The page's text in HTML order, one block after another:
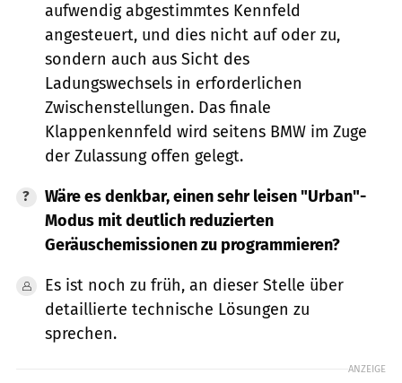
aufwendig abgestimmtes Kennfeld
angesteuert, und dies nicht auf oder zu,
sondern auch aus Sicht des
Ladungswechsels in erforderlichen
Zwischenstellungen. Das finale
Klappenkennfeld wird seitens BMW im Zuge
der Zulassung offen gelegt.
Wäre es denkbar, einen sehr leisen "Urban"-
Modus mit deutlich reduzierten
Geräuschemissionen zu programmieren?
Es ist noch zu früh, an dieser Stelle über
detaillierte technische Lösungen zu
sprechen.
ANZEIGE